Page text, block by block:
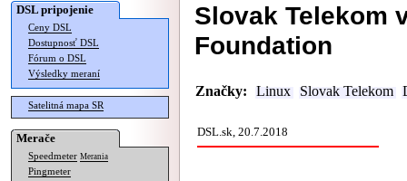
DSL pripojenie
Ceny DSL
Dostupnosť DSL
Fórum o DSL
Výsledky meraní
Satelitná mapa SR
Merače
Speedmeter Merania
Pingmeter
Slovak Telekom
Foundation
Značky: Linux Slovak Telekom
DSL.sk, 20.7.2018